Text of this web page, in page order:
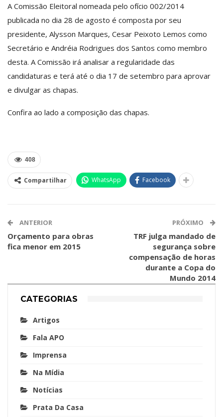
A Comissão Eleitoral nomeada pelo ofício 002/2014
publicada no dia 28 de agosto é composta por seu
presidente, Alysson Marques, Cesar Peixoto Lemos como
Secretário e Andréia Rodrigues dos Santos como membro
desta. A Comissão irá analisar a regularidade das
candidaturas e terá até o dia 17 de setembro para aprovar
e divulgar as chapas.
Confira ao lado a composição das chapas.
408
Compartilhar WhatsApp Facebook
ANTERIOR
Orçamento para obras
fica menor em 2015
PRÓXIMO
TRF julga mandado de
segurança sobre
compensação de horas
durante a Copa do
Mundo 2014
CATEGORIAS
Artigos
Fala APO
Imprensa
Na Mídia
Notícias
Prata Da Casa